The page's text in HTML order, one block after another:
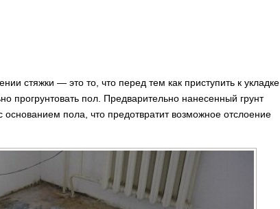
стяжки — это то, что перед тем как приступить к укладке
прогрунтовать пол. Предварительно нанесенный грунт
основанием пола, что предотвратит возможное отслоение